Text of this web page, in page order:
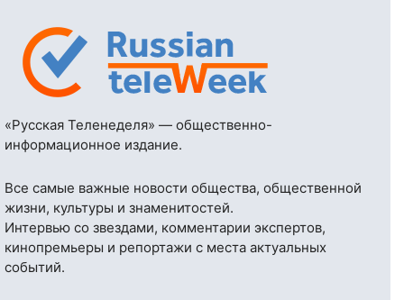
«Русская Теленеделя» — общественно-
информационное издание.
Все самые важные новости общества, общественной
жизни, культуры и знаменитостей.
Интервью со звездами, комментарии экспертов,
кинопремьеры и репортажи с места актуальных
событий.